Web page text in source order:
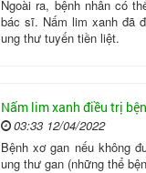
Ngoài ra, bệnh nhân có
bác sĩ. Nấm lim xanh đã
ung thư tuyến tiền liệt.
Nấm lim xanh điều trị
03:33 12/04/2022
Bệnh xơ gan nếu không
ung thư gan (những thể